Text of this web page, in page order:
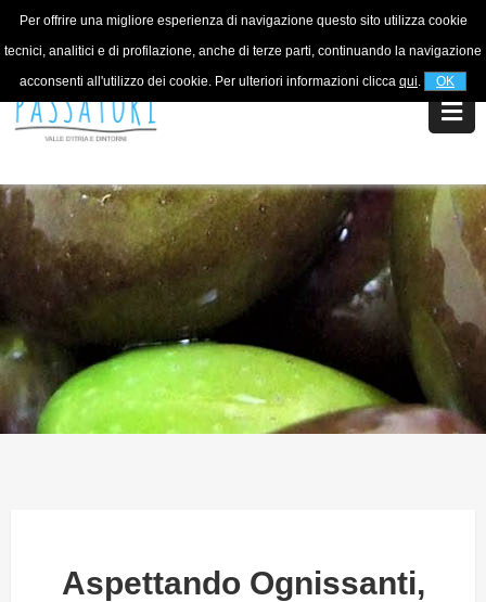
Per offrire una migliore esperienza di navigazione questo sito utilizza cookie
tecnici, analitici e di profilazione, anche di terze parti, continuando la navigazione
acconsenti all'utilizzo dei cookie. Per ulteriori informazioni clicca qui. OK
Per informazioni+39 320 5753268
Aspettando Ognissanti,